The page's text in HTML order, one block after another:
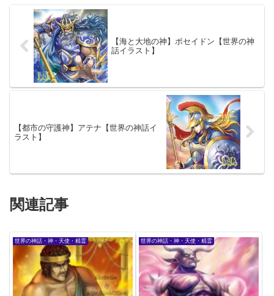
【海と大地の神】ポセイドン【世界の神
話イラスト】
【都市の守護神】アテナ【世界の神話イ
ラスト】
関連記事
世界の神話・神・天使・精霊 世界の神話・神・天使・精霊